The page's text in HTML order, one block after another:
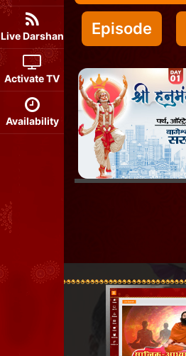
Live Darshan
Activate TV
Availability
Episode